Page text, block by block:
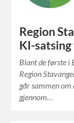
Region
KI-
Blant de første i
Region
går sammen om
gjennom…